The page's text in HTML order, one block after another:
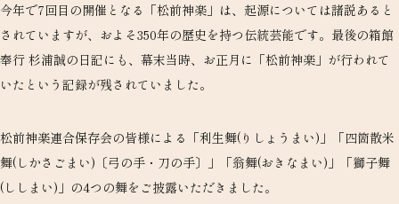
今年で7回目の開催となる「松前神楽」は、起源については諸説あると
されていますが、およそ350年の歴史を持つ伝統芸能です。最後の箱館
奉行 杉浦誠の日記にも、幕末当時、お正月に「松前神楽」が行われて
いたという記録が残されていました。
松前神楽連合保存会の皆様による「利生舞(りしょうまい)」「四箇散米
舞(しかさごまい)〔弓の手・刀の手〕」「翁舞(おきなまい)」「獅子舞
(ししまい)」の4つの舞をご披露いただきました。